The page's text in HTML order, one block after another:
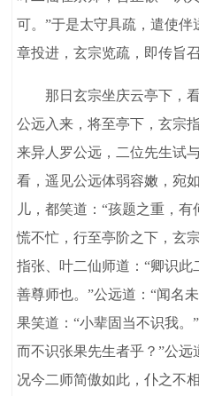
可。”于是太守具疏，遣使
章投进，玄宗览疏，即传旨召
那日玄宗坐庆云亭下，看
公远入来，将至亭下，玄宗
来异人罗公远，二位先生试
看，遥见公远体弱容嫩，宛
儿，都笑道：“孩题之重，
慌不忙，行至亭阶之下，玄
指张、叶二仙师道：“卿识
善尊师也。”公远道：“闻名
果笑道：“小辈固当不识我。
而不识张果先生者乎？”公远
况今二师简傲如此，仆之不